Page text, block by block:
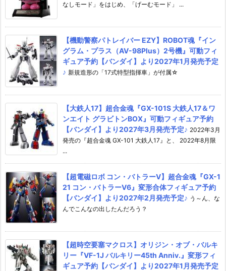
なしモード」をはじめ、「げーむモード」 ...
【機動警察パトレイバー EZY】ROBOT魂『イン
グラム・プラス（AV-98Plus）2号機』可動フィ
ギュア予約【バンダイ】より2027年1月発売予定
♪ 新規造形の「17式特型指揮車」が付属☆
【大鉄人17】超合金魂『GX-101S 大鉄人17＆ワ
ンエイト グラビトンBOX』可動フィギュア予約
【バンダイ】より2027年3月発売予定♪ 2022年3月
発売の『超合金魂 GX-101 大鉄人17』と、 2022年8月限
...
【超電磁ロボ コン・バトラーV】超合金魂『GX-1
21 コン・バトラーV6』変形合体フィギュア予約
【バンダイ】より2027年2月発売予定♪ う～ん、な
んでこんなの出したんだろう？
【超時空要塞マクロス】オリジン・オブ・バルキ
リー『VF-1J バルキリー45th Anniv.』変形フィ
ギュア予約【バンダイ】より2027年1月発売予定